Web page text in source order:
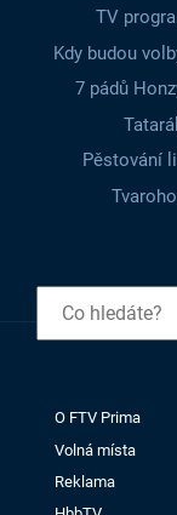
TV
Kdy budou
7 pádů
Pěstování
O FTV Prima
Volná místa
Reklama